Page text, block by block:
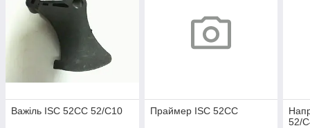
Важіль ISC 52СС 52/C10 Праймер ISC 52СС
52/